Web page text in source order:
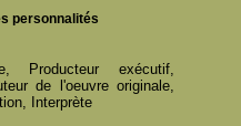
personnalités
Producteur exécutif,
de l'oeuvre originale,
Interprète